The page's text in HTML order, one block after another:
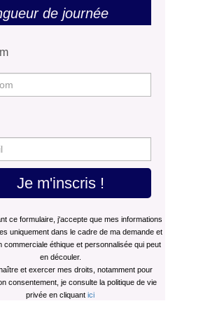
de journée
Je m'inscris !
ce formulaire, j'accepte que mes informations
uniquement dans le cadre de ma demande et
commerciale éthique et personnalisée qui peut
en découler.
et exercer mes droits, notamment pour
consentement, je consulte la politique de vie
privée en cliquant ici